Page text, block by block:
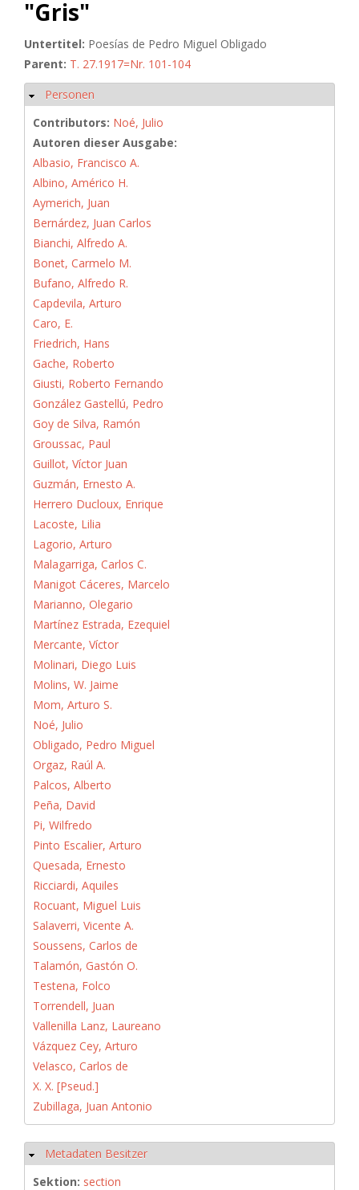
"Gris"
Untertitel: Poesías de Pedro Miguel Obligado
Parent: T. 27.1917=Nr. 101-104
Hide
Personen
Contributors: Noé, Julio
Autoren dieser Ausgabe:
Albasio, Francisco A.
Albino, Américo H.
Aymerich, Juan
Bernárdez, Juan Carlos
Bianchi, Alfredo A.
Bonet, Carmelo M.
Bufano, Alfredo R.
Capdevila, Arturo
Caro, E.
Friedrich, Hans
Gache, Roberto
Giusti, Roberto Fernando
González Gastellú, Pedro
Goy de Silva, Ramón
Groussac, Paul
Guillot, Víctor Juan
Guzmán, Ernesto A.
Herrero Ducloux, Enrique
Lacoste, Lilia
Lagorio, Arturo
Malagarriga, Carlos C.
Manigot Cáceres, Marcelo
Marianno, Olegario
Martínez Estrada, Ezequiel
Mercante, Víctor
Molinari, Diego Luis
Molins, W. Jaime
Mom, Arturo S.
Noé, Julio
Obligado, Pedro Miguel
Orgaz, Raúl A.
Palcos, Alberto
Peña, David
Pi, Wilfredo
Pinto Escalier, Arturo
Quesada, Ernesto
Ricciardi, Aquiles
Rocuant, Miguel Luis
Salaverri, Vicente A.
Soussens, Carlos de
Talamón, Gastón O.
Testena, Folco
Torrendell, Juan
Vallenilla Lanz, Laureano
Vázquez Cey, Arturo
Velasco, Carlos de
X. X. [Pseud.]
Zubillaga, Juan Antonio
Hide
Metadaten Besitzer
Sektion: section